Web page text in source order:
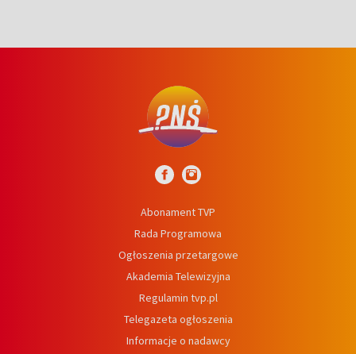
Abonament TVP
Rada Programowa
Ogłoszenia przetargowe
Akademia Telewizyjna
Regulamin tvp.pl
Telegazeta ogłoszenia
Informacje o nadawcy